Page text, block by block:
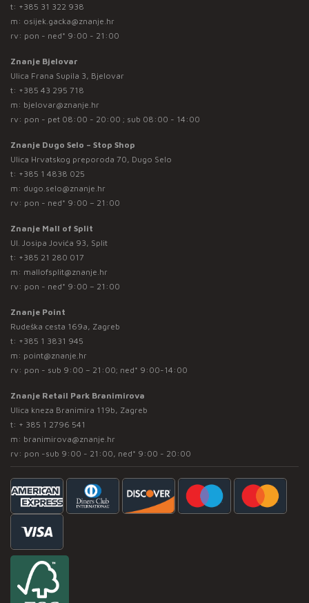
t: +385 31 322 938
m: osijek.gacka@znanje.hr
rv: pon - ned* 9:00 - 21:00
Znanje Bjelovar
Ulica Frana Supila 3, Bjelovar
t: +385 43 295 718
m: bjelovar@znanje.hr
rv: pon - pet 08:00 - 20:00 ; sub 08:00 - 14:00
Znanje Dugo Selo – Stop Shop
Ulica Hrvatskog preporoda 70, Dugo Selo
t: +385 1 4838 025
m: dugo.selo@znanje.hr
rv: pon - ned* 9:00 – 21:00
Znanje Mall of Split
Ul. Josipa Jovića 93, Split
t: +385 21 280 017
m: mallofsplit@znanje.hr
rv: pon - ned* 9:00 – 21:00
Znanje Point
Rudeška cesta 169a, Zagreb
t: +385 1 3831 945
m: point@znanje.hr
rv: pon - sub 9:00 – 21:00; ned* 9:00-14:00
Znanje Retail Park Branimirova
Ulica kneza Branimira 119b, Zagreb
t: + 385 1 2796 541
m: branimirova@znanje.hr
rv: pon -sub 9:00 - 21:00, ned* 9:00 - 20:00